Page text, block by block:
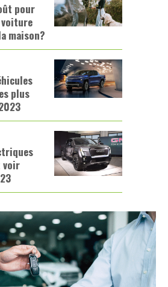
pour
maison?
plus
voir